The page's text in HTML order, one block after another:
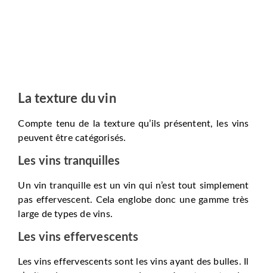
La texture du vin
Compte tenu de la texture qu’ils présentent, les vins
peuvent être catégorisés.
Les vins tranquilles
Un vin tranquille est un vin qui n’est tout simplement
pas effervescent. Cela englobe donc une gamme très
large de types de vins.
Les vins effervescents
Les vins effervescents sont les vins ayant des bulles. Il